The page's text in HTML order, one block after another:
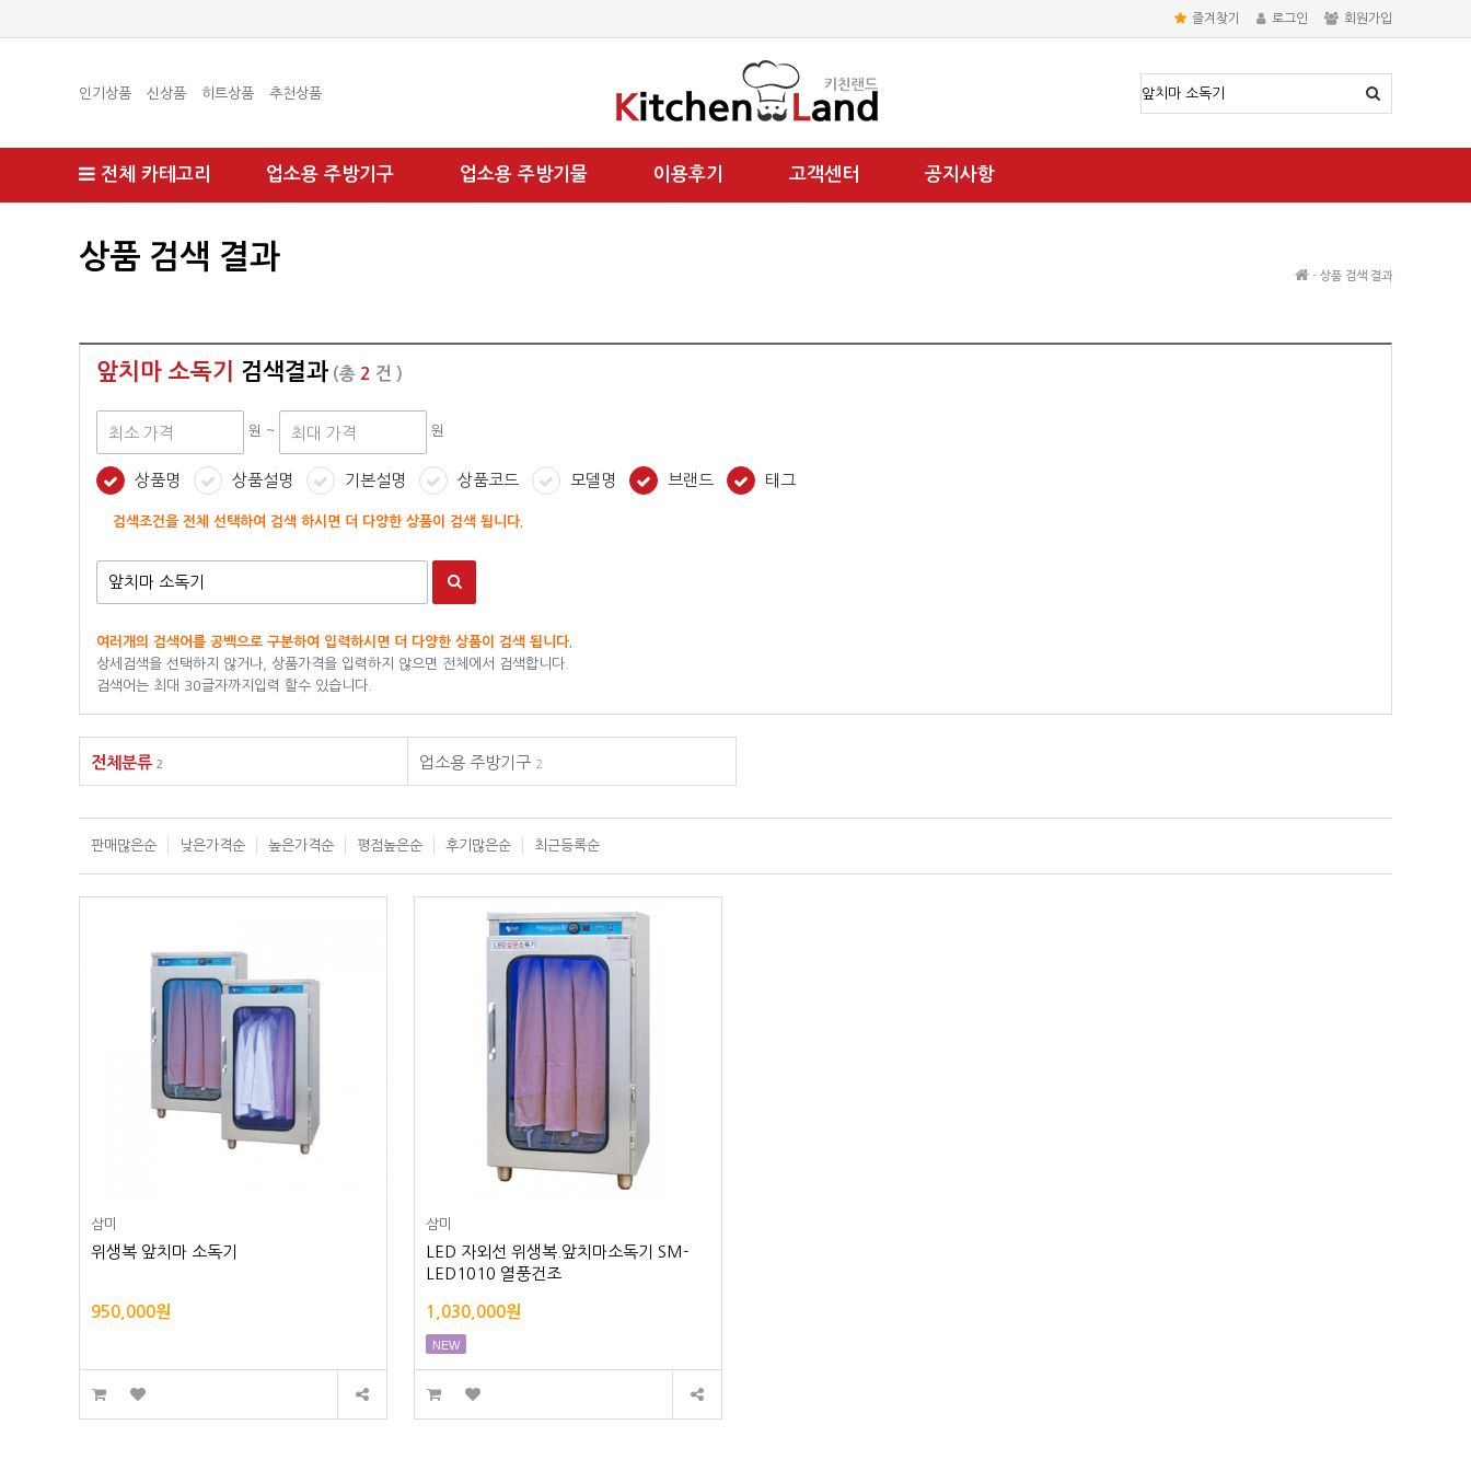
즐겨찾기 로그인 회원가입
인기상품 신상품 히트상품 추천상품
전체 카테고리 업소용 주방기구 업소용 주방기물 이용후기 고객센터 공지사항
상품 검색 결과
- 상품 검색 결과
앞치마 소독기 검색결과(총 2 건 )
원 ~ 원
상품명 상품설명 기본설명 상품코드 모델명 브랜드 태그
검색조건을 전체 선택하여 검색 하시면 더 다양한 상품이 검색 됩니다.
여러개의 검색어를 공백으로 구분하여 입력하시면 더 다양한 상품이 검색 됩니다.
상세검색을 선택하지 않거나, 상품가격을 입력하지 않으면 전체에서 검색합니다.
검색어는 최대 30글자까지입력 할수 있습니다.
전체분류 2 업소용 주방기구 2
판매많은순 낮은가격순 높은가격순 평점높은순 후기많은순 최근등록순
삼미
위생복 앞치마 소독기
950,000원
삼미
LED 자외선 위생복.앞치마소독기 SM-
LED1010 열풍건조
1,030,000원
NEW